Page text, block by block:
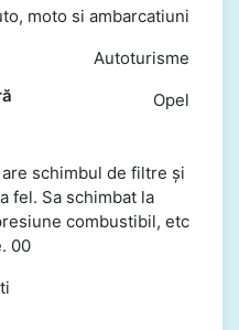
moto si ambarcatiuni
Autoturisme
Opel
schimbul de filtre și
fel. Sa schimbat la
combustibil, etc
00